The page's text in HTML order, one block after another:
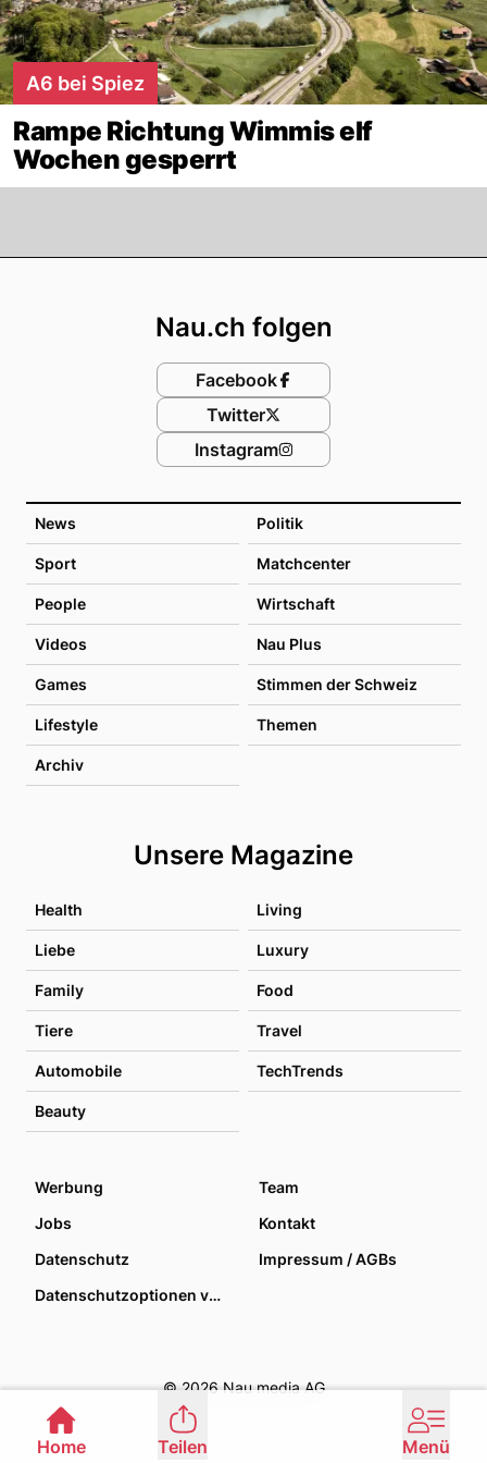
A6 bei Spiez
Rampe Richtung Wimmis elf
Wochen gesperrt
News Politik
Sport Matchcenter
People Wirtschaft
Videos Nau Plus
Games Stimmen der Schweiz
Lifestyle Themen
Archiv
Unsere Magazine
Health Living
Liebe Luxury
Family Food
Tiere Travel
Automobile TechTrends
Beauty
Nau.ch folgen
Facebook
Twitter
Instagram
Werbung
Team
Jobs
Kontakt
Datenschutz
Impressum / AGBs
Datenschutzoptionen verwalten
© 2026 Nau media AG
Home Teilen Menü